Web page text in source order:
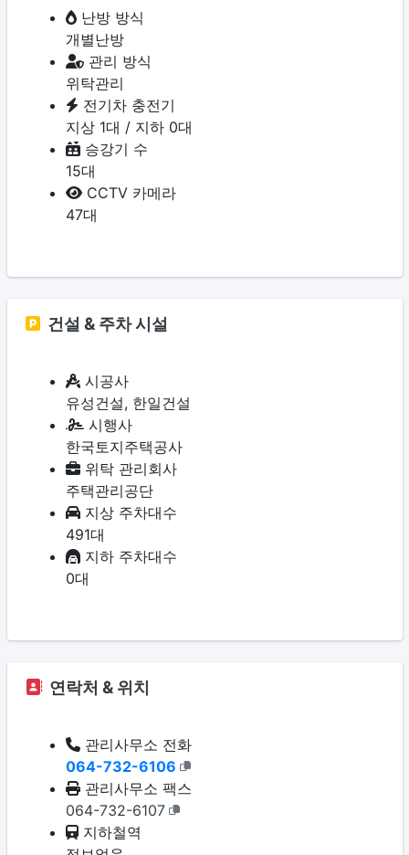
난방 방식
개별난방
관리 방식
위탁관리
전기차 충전기
지상 1대 / 지하 0대
승강기 수
15대
CCTV 카메라
47대
건설 & 주차 시설
시공사
유성건설, 한일건설
시행사
한국토지주택공사
위탁 관리회사
주택관리공단
지상 주차대수
491대
지하 주차대수
0대
연락처 & 위치
관리사무소 전화
064-732-6106
관리사무소 팩스
064-732-6107
지하철역